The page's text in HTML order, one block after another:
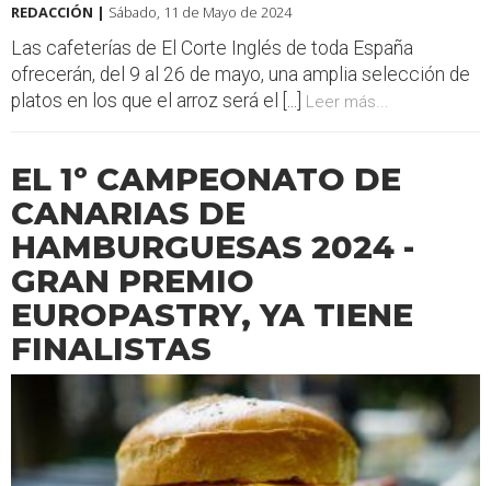
REDACCIÓN | Sábado, 11 de Mayo de 2024
Las cafeterías de El Corte Inglés de toda España
ofrecerán, del 9 al 26 de mayo, una amplia selección de
platos en los que el arroz será el [...]
Leer más...
EL 1º CAMPEONATO DE
CANARIAS DE
HAMBURGUESAS 2024 -
GRAN PREMIO
EUROPASTRY, YA TIENE
FINALISTAS